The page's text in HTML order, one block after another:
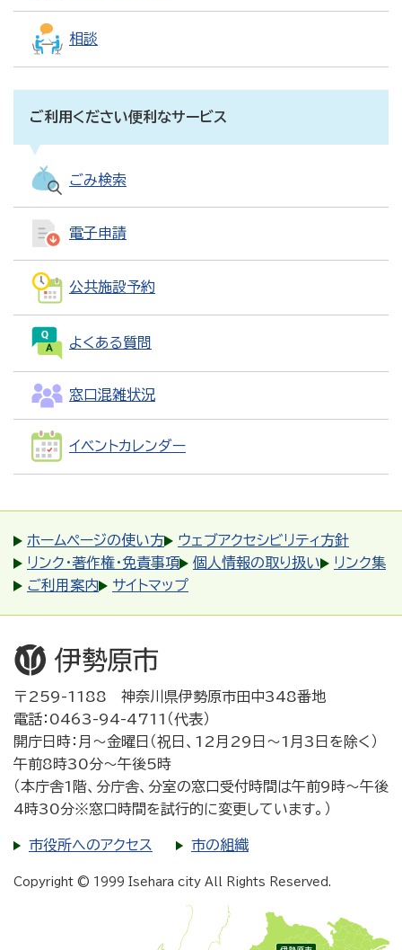
相談
ご利用ください便利なサービス
ごみ検索
電子申請
公共施設予約
よくある質問
窓口混雑状況
イベントカレンダー
ホームページの使い方
ウェブアクセシビリティ方針
リンク・著作権・免責事項
個人情報の取り扱い
リンク集
ご利用案内
サイトマップ
〒259-1188 神奈川県伊勢原市田中348番地
電話：0463-94-4711（代表）
開庁日時：月～金曜日（祝日、12月29日～1月3日を除く）
午前8時30分～午後5時
（本庁舎1階、分庁舎、分室の窓口受付時間は午前9時～午後
4時30分※窓口時間を試行的に変更しています。）
市役所へのアクセス 市の組織
Copyright © 1999 Isehara city All Rights Reserved.